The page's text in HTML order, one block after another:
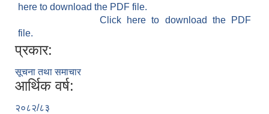
here to download the PDF file.
Click here to download the PDF
file.
प्रकार:
सूचना तथा समाचार
आर्थिक वर्ष:
२०८२/८३